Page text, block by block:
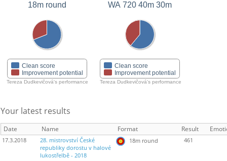
18m round
Clean score
Improvement potential
Tereza Dudkevičová's performance
WA 720 40m 30m
Clean score
Improvement potential
Tereza Dudkevičová's performance
Your latest results
Date Name Format Result
17.3.2018
28. mistrovství České
republiky dorostu v halové
lukostřelbě - 2018
18m round 461